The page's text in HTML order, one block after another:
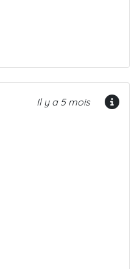
Il y a 5 mois